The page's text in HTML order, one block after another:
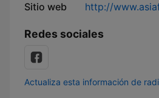
Sitio web http://
Redes sociales
Actualiza esta información de